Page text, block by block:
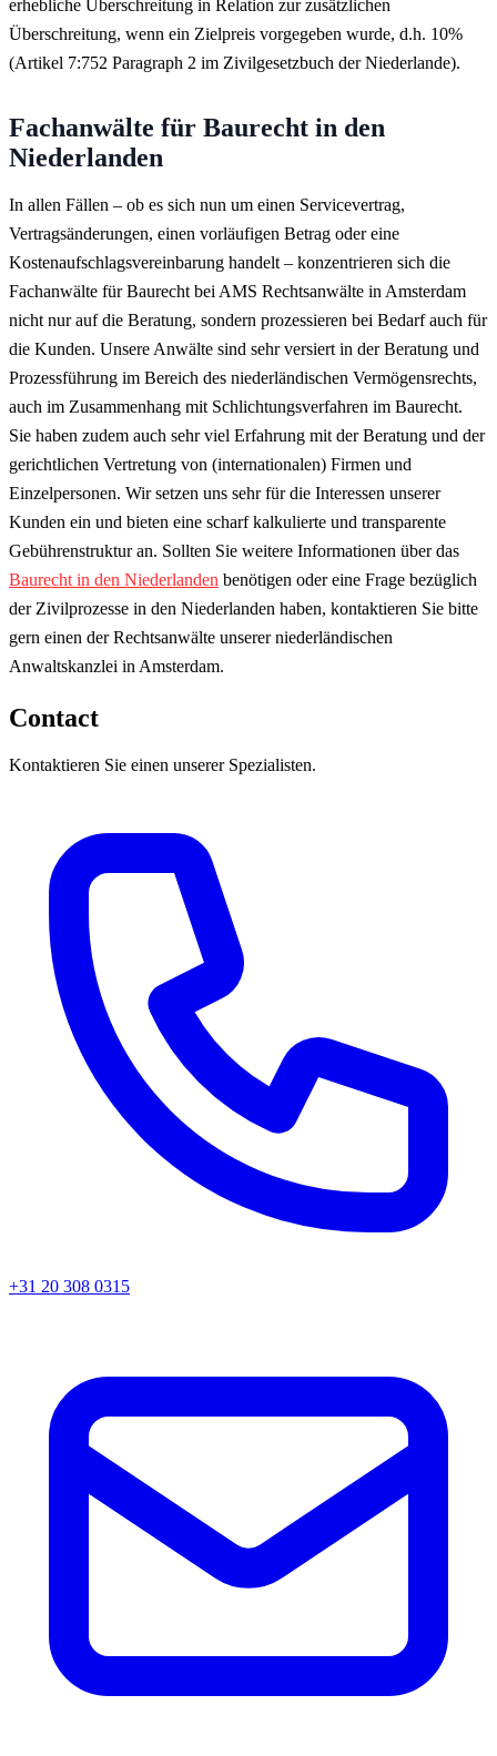
erhebliche Überschreitung in Relation zur zusätzlichen
Überschreitung, wenn ein Zielpreis vorgegeben wurde, d.h. 10%
(Artikel 7:752 Paragraph 2 im Zivilgesetzbuch der Niederlande).
Fachanwälte für Baurecht in den
Niederlanden
In allen Fällen – ob es sich nun um einen Servicevertrag,
Vertragsänderungen, einen vorläufigen Betrag oder eine
Kostenaufschlagsvereinbarung handelt – konzentrieren sich die
Fachanwälte für Baurecht bei AMS Rechtsanwälte in Amsterdam
nicht nur auf die Beratung, sondern prozessieren bei Bedarf auch für
die Kunden. Unsere Anwälte sind sehr versiert in der Beratung und
Prozessführung im Bereich des niederländischen Vermögensrechts,
auch im Zusammenhang mit Schlichtungsverfahren im Baurecht.
Sie haben zudem auch sehr viel Erfahrung mit der Beratung und der
gerichtlichen Vertretung von (internationalen) Firmen und
Einzelpersonen. Wir setzen uns sehr für die Interessen unserer
Kunden ein und bieten eine scharf kalkulierte und transparente
Gebührenstruktur an. Sollten Sie weitere Informationen über das
Baurecht in den Niederlanden benötigen oder eine Frage bezüglich
der Zivilprozesse in den Niederlanden haben, kontaktieren Sie bitte
gern einen der Rechtsanwälte unserer niederländischen
Anwaltskanzlei in Amsterdam.
Contact
Kontaktieren Sie einen unserer Spezialisten.
+31 20 308 0315